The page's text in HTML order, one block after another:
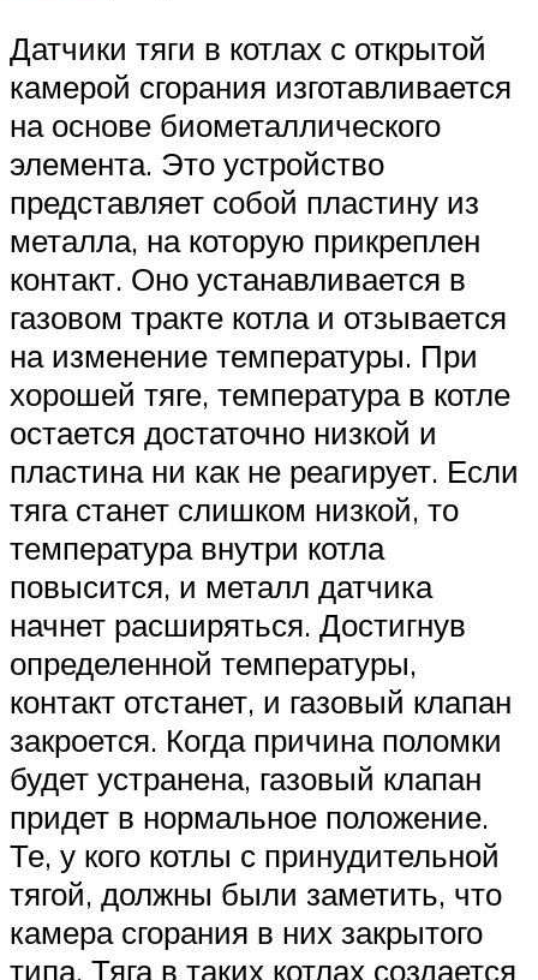
Датчики тяги в котлах с открытой
камерой сгорания изготавливается
на основе биометаллического
элемента. Это устройство
представляет собой пластину из
металла, на которую прикреплен
контакт. Оно устанавливается в
газовом тракте котла и отзывается
на изменение температуры. При
хорошей тяге, температура в котле
остается достаточно низкой и
пластина ни как не реагирует. Если
тяга станет слишком низкой, то
температура внутри котла
повысится, и металл датчика
начнет расширяться. Достигнув
определенной температуры,
контакт отстанет, и газовый клапан
закроется. Когда причина поломки
будет устранена, газовый клапан
придет в нормальное положение.
Те, у кого котлы с принудительной
тягой, должны были заметить, что
камера сгорания в них закрытого
типа. Тяга в таких котлах создается